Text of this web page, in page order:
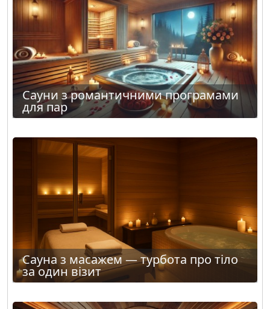
Сауни з романтичними програмами
для пар
Сауна з масажем — турбота про тіло
за один візит